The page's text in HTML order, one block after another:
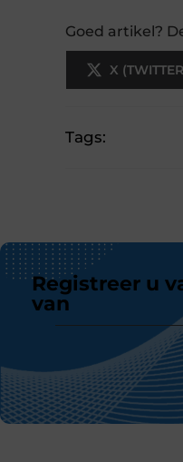
Goed artikel?
X
Tags:
Registreer u
van
ons